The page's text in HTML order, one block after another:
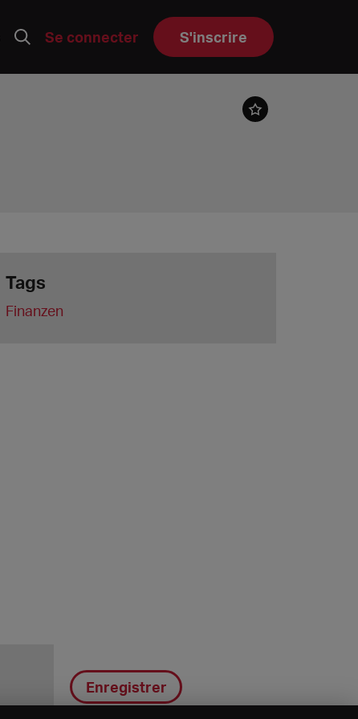
Se connecter S'inscrire
Tags
Finanzen
Enregistrer